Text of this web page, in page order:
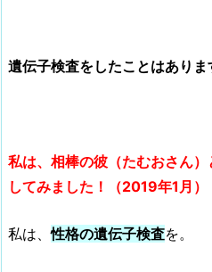
遺伝子検査をしたことはありま
私は、相棒の彼（たむおさん
してみました！（2019年1月）
私は、性格の遺伝子検査を。